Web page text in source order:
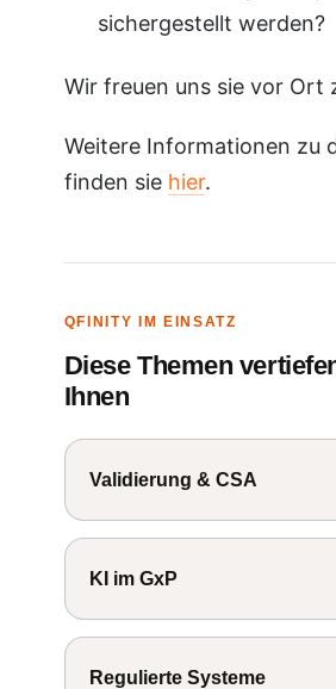
sichergestellt werden?
Wir freuen uns sie vor Ort
Weitere Informationen zu
finden sie hier.
QFINITY IM EINSATZ
Diese Themen
Ihnen
Validierung & CSA
KI im GxP
Regulierte Systeme